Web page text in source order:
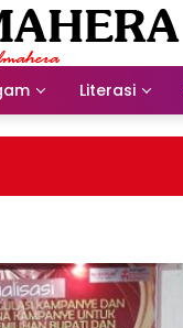
Literasi